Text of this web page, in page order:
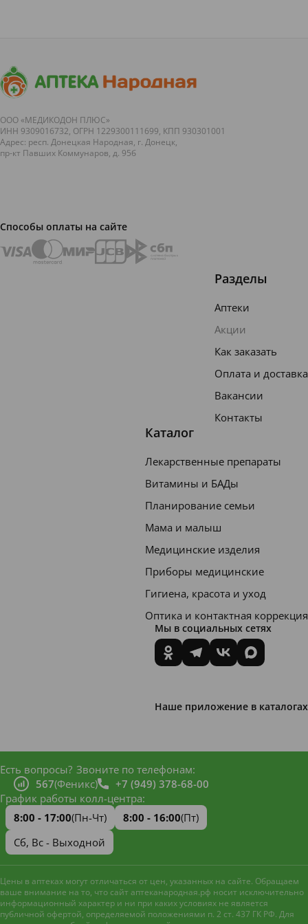
ООО «МЕДИКОДОН ПЛЮС»
ИНН 9309016732, ОГРН 1229300111699, КПП 930301001
Адрес: респ. Донецкая Народная, г. Донецк,
пр-кт Павших Коммунаров, д. 95б
Способы оплаты на сайте
Разделы
Аптеки
Акции
Как заказать
Оплата и доставка
Вакансии
Контакты
Каталог
Лекарственные препараты
Витамины и БАДы
Планирование семьи
Мама и малыш
Медицинские изделия
Приборы медицинские
Гигиена, красота и уход
Оптика и контактная коррекция
Мы в социальных сетях
Наше приложение в каталогах
Есть вопросы? Звоните по телефонам:
567(Феникс)
+7 (949) 378-68-00
График работы колл-центра:
8:00 - 17:00(Пн-Чт) 8:00 - 16:00(Пт)
Сб, Вс - Выходной
Цены в аптеках могут отличаться от цен, указанных на сайте. Обращаем
ваше внимание на то, что сайт аптеканародная.рф носит исключительно
информационный характер и ни при каких условиях не является
публичной офертой, определяемой положениями п. 2 ст. 437 ГК РФ. Для